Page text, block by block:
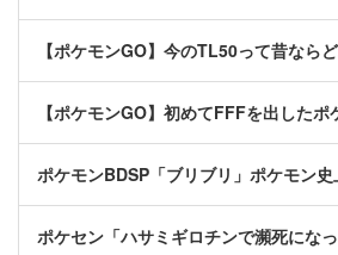
【ポケモンGO】今のTL50って昔なら
【ポケモンGO】初めてFFFを出したポ
ポケモンBDSP「ブリブリ」ポケモン
ポケセン「ハサミギロチンで瀕死にな